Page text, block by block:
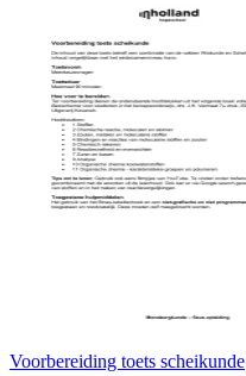
Voorbereiding toets scheikunde